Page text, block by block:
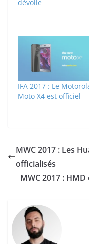
dévoile
IFA 2017 : Le
Moto X4 est officiel
MWC 2017 : Les
officialisés
MWC 2017 :